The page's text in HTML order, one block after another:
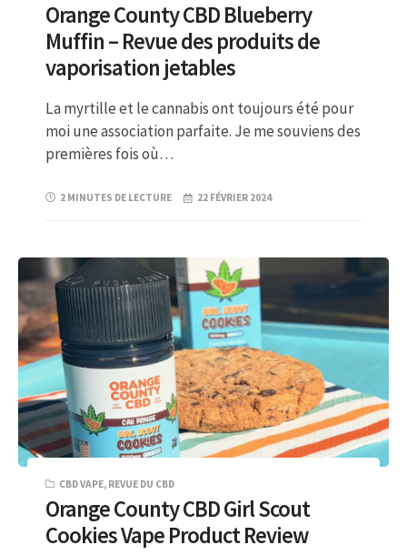
Orange County CBD Blueberry
Muffin – Revue des produits de
vaporisation jetables
La myrtille et le cannabis ont toujours été pour
moi une association parfaite. Je me souviens des
premières fois où…
2 MINUTES DE LECTURE 22 FÉVRIER 2024
CBD VAPE, REVUE DU CBD
Orange County CBD Girl Scout
Cookies Vape Product Review